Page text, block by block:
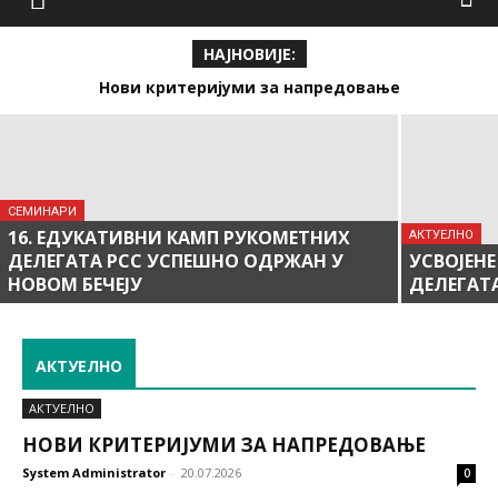
НАЈНОВИЈЕ:
Нови критеријуми за напредовање
AКТУЕЛНО
НОВИ КРИТЕРИЈУМИ ЗА
НАПРЕДОВАЊЕ
СЕМИНАРИ
16. ЕДУКАТИВНИ КАМП РУКОМЕТНИХ
ДЕЛЕГАТА РСС УСПЕШНО ОДРЖАН У
НОВОМ БЕЧЕЈУ
AКТУЕЛНО
АКТУЕЛНО
AКТУЕЛНО
НОВИ КРИТЕРИЈУМИ ЗА НАПРЕДОВАЊЕ
System Administrator - 20.07.2026 0